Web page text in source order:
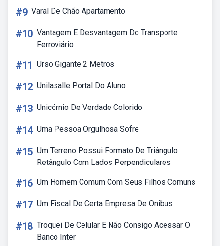
#9 Varal De Chão Apartamento
#10 Vantagem E Desvantagem Do Transporte
Ferroviário
#11 Urso Gigante 2 Metros
#12 Unilasalle Portal Do Aluno
#13 Unicórnio De Verdade Colorido
#14 Uma Pessoa Orgulhosa Sofre
#15 Um Terreno Possui Formato De Triângulo
Retângulo Com Lados Perpendiculares
#16 Um Homem Comum Com Seus Filhos Comuns
#17 Um Fiscal De Certa Empresa De Onibus
#18 Troquei De Celular E Não Consigo Acessar O
Banco Inter